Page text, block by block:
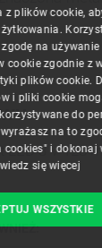
LED 3 V 128
z plików cookie,
na używanie
cookie zgodnie z
plików cookie.
i pliki cookie
do
na to
cookies" i dokonaj
się więcej
WSZYSTKIE